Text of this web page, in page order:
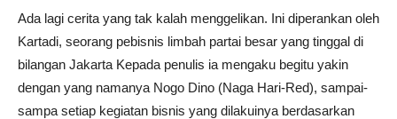
Ada lagi cerita yang tak kalah menggelikan. Ini diperankan oleh
Kartadi, seorang pebisnis limbah partai besar yang tinggal di
bilangan Jakarta Kepada penulis ia mengaku begitu yakin
dengan yang namanya Nogo Dino (Naga Hari-Red), sampai-
sampa setiap kegiatan bisnis yang dilakuinya berdasarkan